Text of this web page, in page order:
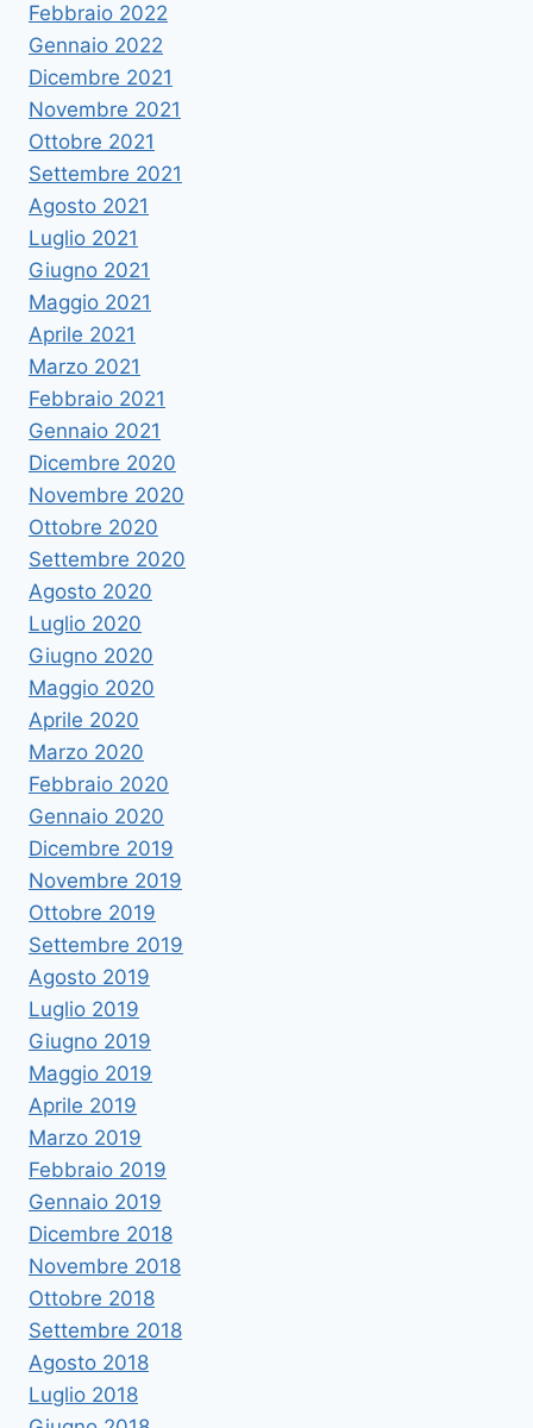
Febbraio 2022
Gennaio 2022
Dicembre 2021
Novembre 2021
Ottobre 2021
Settembre 2021
Agosto 2021
Luglio 2021
Giugno 2021
Maggio 2021
Aprile 2021
Marzo 2021
Febbraio 2021
Gennaio 2021
Dicembre 2020
Novembre 2020
Ottobre 2020
Settembre 2020
Agosto 2020
Luglio 2020
Giugno 2020
Maggio 2020
Aprile 2020
Marzo 2020
Febbraio 2020
Gennaio 2020
Dicembre 2019
Novembre 2019
Ottobre 2019
Settembre 2019
Agosto 2019
Luglio 2019
Giugno 2019
Maggio 2019
Aprile 2019
Marzo 2019
Febbraio 2019
Gennaio 2019
Dicembre 2018
Novembre 2018
Ottobre 2018
Settembre 2018
Agosto 2018
Luglio 2018